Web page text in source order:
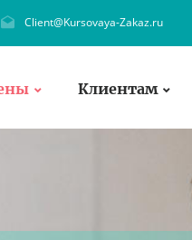
Client@Kursovaya-Zakaz.ru
Клиентам